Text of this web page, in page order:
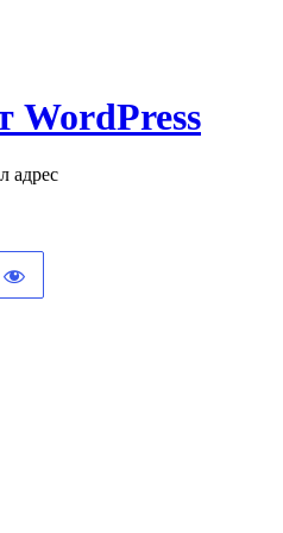
WordPress
адрес